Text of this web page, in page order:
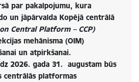
par pakalpojumu, kura
un jāpārvalda Kopējā centrālā
Central Platform – CCP)
mehānisma (OIM)
un atpirkšanai.
2026. gada 31. augustam būs
centrālās platformas